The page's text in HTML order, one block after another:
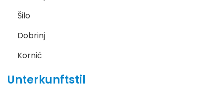
Šilo
Dobrinj
Kornić
Unterkunftstil